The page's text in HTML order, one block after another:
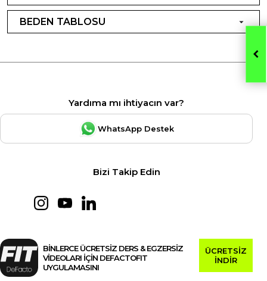
BEDEN TABLOSU
Yardıma mı ihtiyacın var?
WhatsApp Destek
Bizi Takip Edin
BİNLERCE ÜCRETSİZ DERS & EGZERSİZ
VİDEOLARI İÇİN DEFACTOFIT
UYGULAMASINI
ÜCRETSİZ
İNDİR